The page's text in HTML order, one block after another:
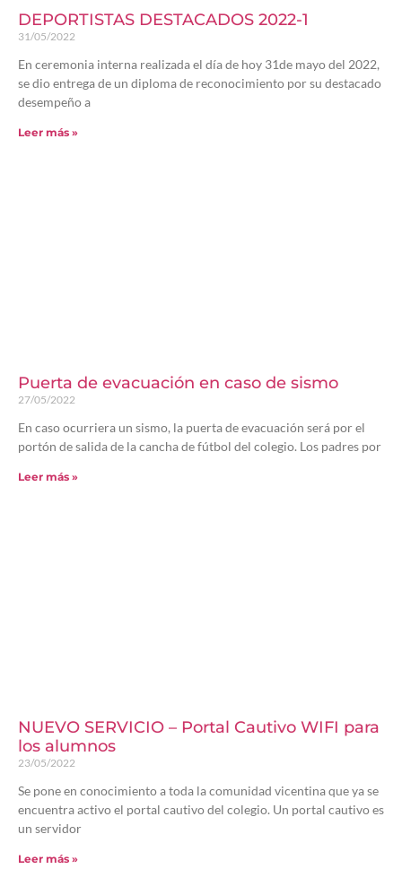
DEPORTISTAS DESTACADOS 2022-1
31/05/2022
En ceremonia interna realizada el día de hoy 31de mayo del 2022,
se dio entrega de un diploma de reconocimiento por su destacado
desempeño a
Leer más »
Puerta de evacuación en caso de sismo
27/05/2022
En caso ocurriera un sismo, la puerta de evacuación será por el
portón de salida de la cancha de fútbol del colegio. Los padres por
Leer más »
NUEVO SERVICIO – Portal Cautivo WIFI para
los alumnos
23/05/2022
Se pone en conocimiento a toda la comunidad vicentina que ya se
encuentra activo el portal cautivo del colegio. Un portal cautivo es
un servidor
Leer más »